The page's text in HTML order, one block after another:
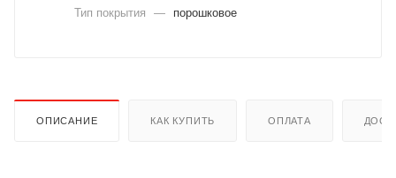
Тип покрытия
— порошковое
ОПИСАНИЕ КАК КУПИТЬ ОПЛАТА